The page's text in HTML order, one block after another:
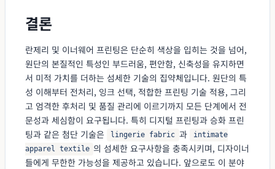
결론
란제리 및 이너웨어 프린팅은 단순히 색상을 입히는 것을 넘어,
원단의 본질적인 특성인 부드러움, 편안함, 신축성을 유지하면
서 미적 가치를 더하는 섬세한 기술의 집약체입니다. 원단의 특
성 이해부터 전처리, 잉크 선택, 적합한 프린팅 기술 적용, 그리
고 엄격한 후처리 및 품질 관리에 이르기까지 모든 단계에서 전
문성과 세심함이 요구됩니다. 특히 디지털 프린팅과 승화 프린
팅과 같은 첨단 기술은
lingerie fabric 과
intimate
apparel textile 의 섬세한 요구사항을 충족시키며, 디자이너
들에게 무한한 가능성을 제공하고 있습니다. 앞으로도 이 분야